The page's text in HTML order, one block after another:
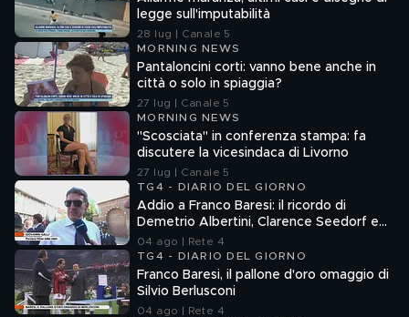
legge sull'imputabilità
28 lug | Canale 5
MORNING NEWS
Pantaloncini corti: vanno bene anche in
città o solo in spiaggia?
27 lug | Canale 5
MORNING NEWS
"Scosciata" in conferenza stampa: fa
discutere la vicesindaca di Livorno
27 lug | Canale 5
TG4 - DIARIO DEL GIORNO
Addio a Franco Baresi: il ricordo di
Demetrio Albertini, Clarence Seedorf e
Giovanni Galli
04 ago | Rete 4
TG4 - DIARIO DEL GIORNO
Franco Baresi, il pallone d'oro omaggio di
Silvio Berlusconi
04 ago | Rete 4